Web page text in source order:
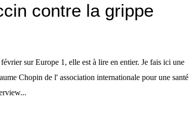
contre la grippe
sur Europe 1, elle est à lire en entier. Je fais ici une
Chopin de l' association internationale pour une santé